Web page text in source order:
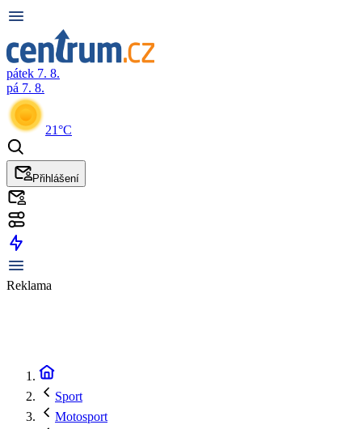
pátek 7. 8.
pá 7. 8.
21°C
Přihlášení
Reklama
Sport
Motosport